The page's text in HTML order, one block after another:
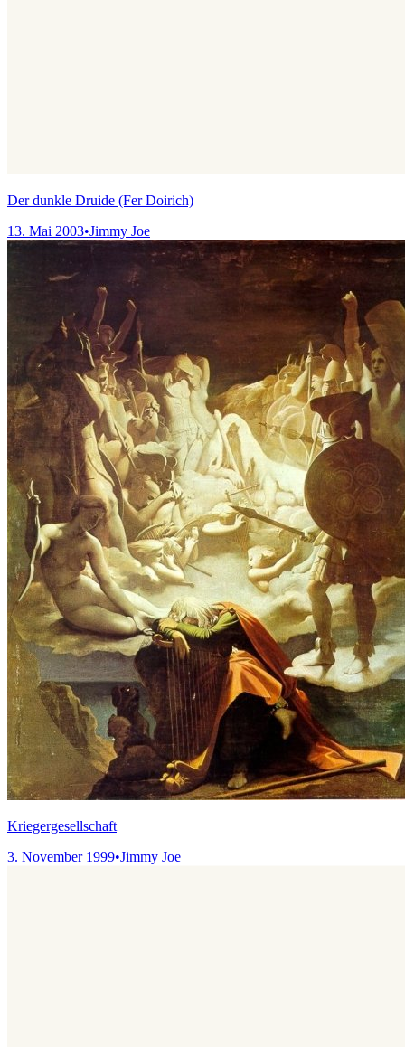
Der dunkle Druide (Fer Doirich)
13. Mai 2003•Jimmy Joe
Kriegergesellschaft
3. November 1999•Jimmy Joe